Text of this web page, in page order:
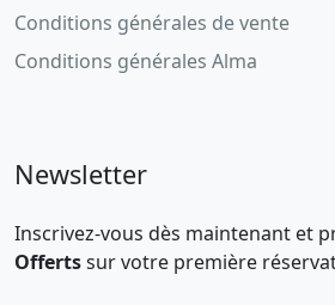
Conditions générales de vente
Conditions générales Alma
Newsletter
Inscrivez-vous dès maintenant et
Offertssur votre première